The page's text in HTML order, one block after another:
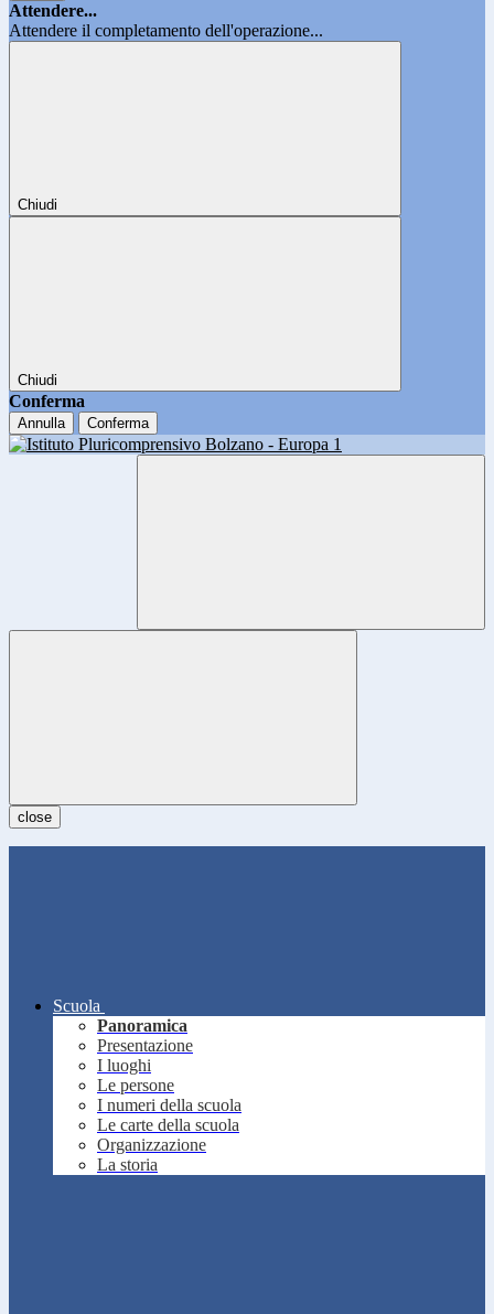
Attendere...
Attendere il completamento dell'operazione...
Chiudi
Chiudi
Conferma
Annulla Conferma
close
Scuola
Panoramica
Presentazione
I luoghi
Le persone
I numeri della scuola
Le carte della scuola
Organizzazione
La storia